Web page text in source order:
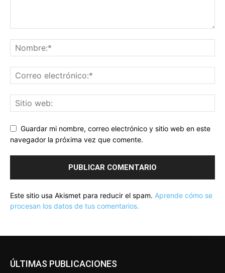
Guardar mi nombre, correo electrónico y sitio web en este
navegador la próxima vez que comente.
Este sitio usa Akismet para reducir el spam. Aprende cómo se
procesan los datos de tus comentarios.
ÚLTIMAS PUBLICACIONES